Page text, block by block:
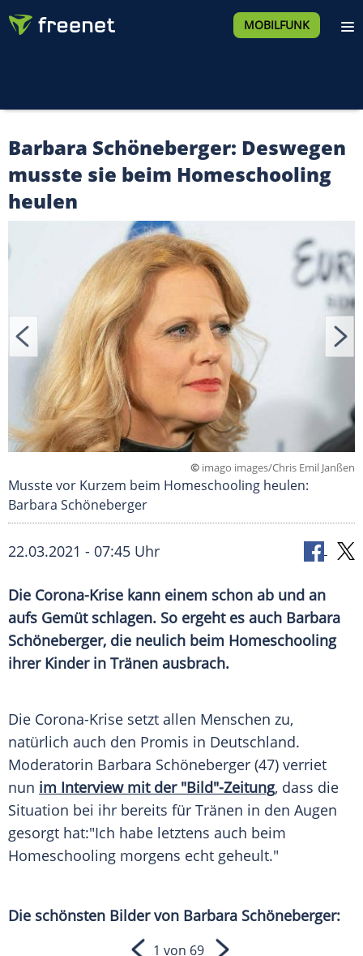
MOBILFUNK
Barbara Schöneberger: Deswegen
musste sie beim Homeschooling
heulen
© imago images/Chris Emil Janßen
Musste vor Kurzem beim Homeschooling heulen:
Barbara Schöneberger
22.03.2021 - 07:45 Uhr
Die Corona-Krise kann einem schon ab und an
aufs Gemüt schlagen. So ergeht es auch Barbara
Schöneberger, die neulich beim Homeschooling
ihrer Kinder in Tränen ausbrach.
Die Corona-Krise setzt allen Menschen zu,
natürlich auch den Promis in Deutschland.
Moderatorin Barbara Schöneberger (47) verriet
nun im Interview mit der "Bild"-Zeitung, dass die
Situation bei ihr bereits für Tränen in den Augen
gesorgt hat:"Ich habe letztens auch beim
Homeschooling morgens echt geheult."
Die schönsten Bilder von Barbara Schöneberger:
1 von 69